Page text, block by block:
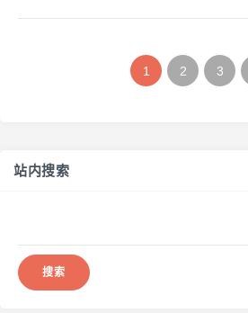
1 2 3
站内搜索